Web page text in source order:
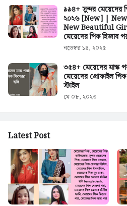
৯৯৪+ সুন্দর মেয়েদের
২০২৬ [New] |
New Beautiful
মেয়েদের পিক হিজাব
নভেম্বর ১৪, ২০২৫
৩৫৪+ মেয়েদের মাস্ক
মেয়েদের প্রোফাইল
স্টাইল
মে ০৮, ২০২৩
Latest Post